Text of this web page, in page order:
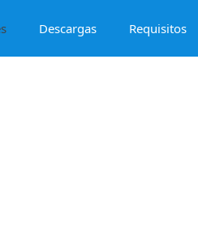
Descargas Requisitos